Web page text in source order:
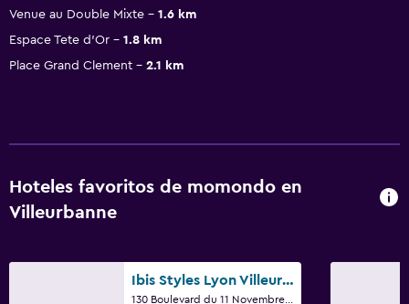
Venue au Double Mixte
1.6 km
Espace Tete d'Or
1.8 km
Place Grand Clement
2.1 km
Hoteles favoritos de momondo en
Villeurbanne
Ibis Styles Lyon Villeurbanne